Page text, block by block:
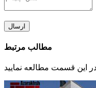
ارسال
مطالب مرتبط